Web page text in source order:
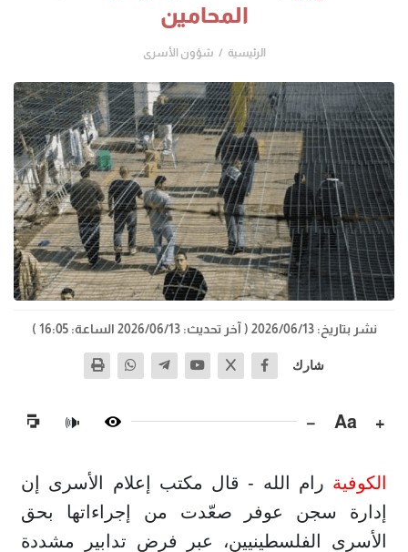
المحامين
الرئيسية شؤون الأسرى
نشر بتاريخ: 2026/06/13 ( آخر تحديث: 2026/06/13 الساعة: 16:05 )
شارك
+
Aa
−
🔊
الكوفية رام الله - قال مكتب إعلام الأسرى إن
إدارة سجن عوفر صعّدت من إجراءاتها بحق
الأسرى الفلسطينيين، عبر فرض تدابير مشددة